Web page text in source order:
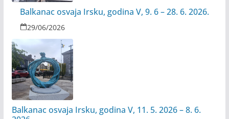
Balkanac osvaja Irsku, godina V, 9. 6 – 28. 6. 2026.
29/06/2026
Balkanac osvaja Irsku, godina V, 11. 5. 2026 – 8. 6.